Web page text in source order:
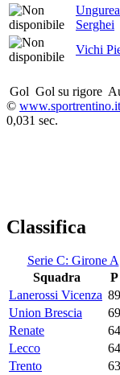
Serghei
Vichi
Gol Gol su rigore
© www.sportrentino.it
0,031 sec.
Classifica
Serie C: Girone A
Squadra
P
Lanerossi Vicenza 89
Union Brescia
69
Renate
64
Lecco
64
Trento
63